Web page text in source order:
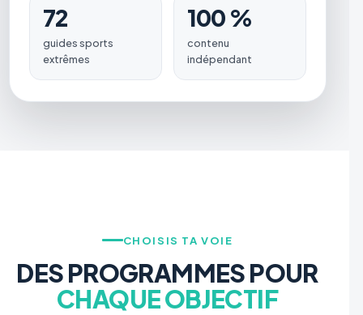
72
guides sports
extrêmes
100 %
contenu
indépendant
CHOISIS TA VOIE
DES PROGRAMMES POUR
CHAQUE OBJECTIF